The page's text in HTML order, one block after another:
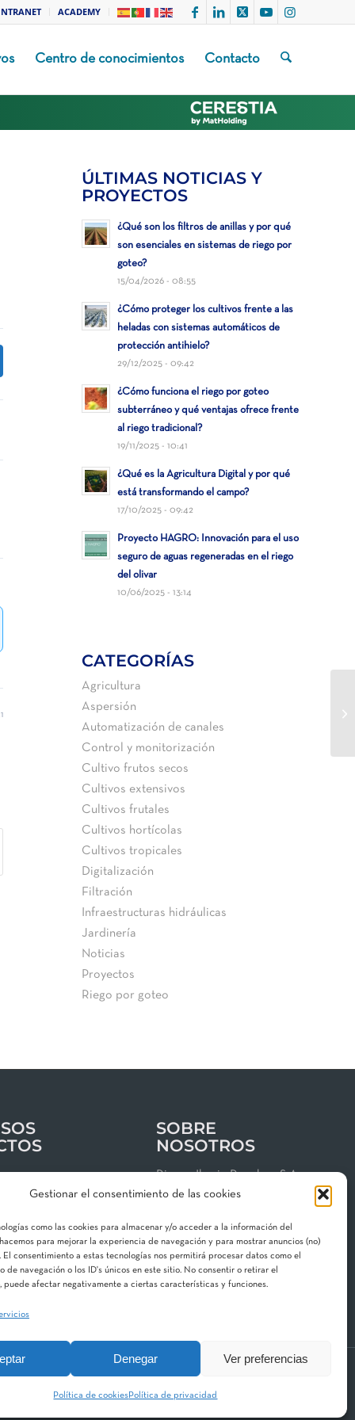
Gestionar el consentimiento de las cookies
como las cookies para almacenar y/o acceder a la información del
para mejorar la experiencia de navegación y para mostrar anuncios (no)
El consentimiento a estas tecnologías nos permitirá procesar datos como el
de navegación o los ID's únicos en este sitio. No consentir o retirar el
puede afectar negativamente a ciertas características y funciones.
Denegar Ver preferencias
Política de cookies Política de privacidad
ACADEMY
Centro de conocimientos Contacto
ÚLTIMAS NOTICIAS Y
PROYECTOS
¿Qué son los filtros de anillas y por qué
son esenciales en sistemas de riego por
goteo?
15/04/2026 - 08:55
¿Cómo proteger los cultivos frente a las
heladas con sistemas automáticos de
protección antihielo?
29/12/2025 - 09:42
¿Cómo funciona el riego por goteo
subterráneo y qué ventajas ofrece frente
al riego tradicional?
19/11/2025 - 10:41
¿Qué es la Agricultura Digital y por qué
está transformando el campo?
17/10/2025 - 09:42
Proyecto HAGRO: Innovación para el uso
seguro de aguas regeneradas en el riego
del olivar
10/06/2025 - 13:14
CATEGORÍAS
Agricultura
Aspersión
Automatización de canales
Control y monitorización
Cultivo frutos secos
Cultivos extensivos
Cultivos frutales
Cultivos hortícolas
Cultivos tropicales
Digitalización
Filtración
Infraestructuras hidráulicas
Jardinería
Noticias
Proyectos
Riego por goteo
privacidad
cookies
SOBRE
NOSOTROS
Riegos Iberia Regaber, S.A.
Grupo MAT Holding
08150 Parets del Vallès
Contacta con nosotros
Aquestia STF